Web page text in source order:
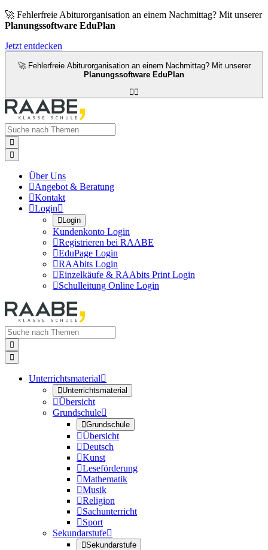
🚀 Fehlerfreie Abiturorganisation an einem Nachmittag? Mit unserer
Planungssoftware EduPlan
Jetzt entdecken
🚀 Fehlerfreie Abiturorganisation an einem Nachmittag? Mit unserer
Planungssoftware EduPlan



Über Uns
Angebot & Beratung
Kontakt
Login
Login
Kundenkonto Login
Registrieren bei RAABE
EduPage Login
RAAbits Login
Einzelkäufe & RAAbits Print Login
Schulleitung Online Login


Unterrichtsmaterial
Unterrichtsmaterial
Übersicht
Grundschule
Grundschule
Übersicht
Deutsch
Kunst
Leseförderung
Mathematik
Musik
Religion
Sachunterricht
Sport
Sekundarstufe
Sekundarstufe